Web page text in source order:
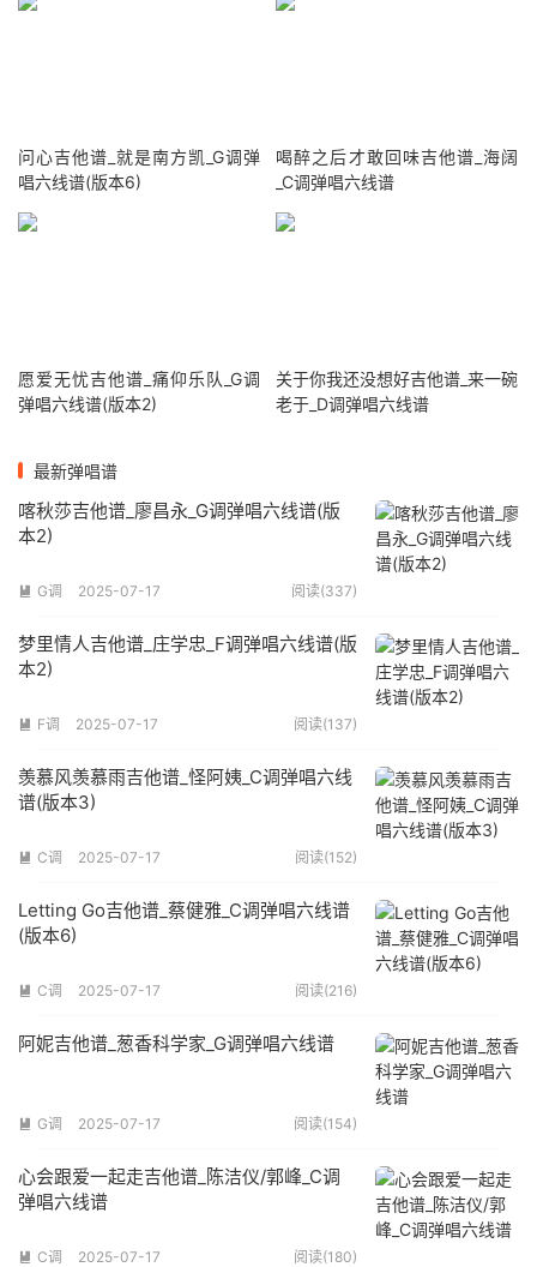
问心吉他谱_就是南方凯_G调弹
唱六线谱(版本6)
喝醉之后才敢回味吉他谱_海阔
_C调弹唱六线谱
愿爱无忧吉他谱_痛仰乐队_G调
弹唱六线谱(版本2)
关于你我还没想好吉他谱_来一碗
老于_D调弹唱六线谱
最新弹唱谱
喀秋莎吉他谱_廖昌永_G调弹唱六线谱(版
本2)
 G调 2025-07-17 阅读(337)
梦里情人吉他谱_庄学忠_F调弹唱六线谱(版
本2)
 F调 2025-07-17 阅读(137)
羡慕风羡慕雨吉他谱_怪阿姨_C调弹唱六线
谱(版本3)
 C调 2025-07-17 阅读(152)
Letting Go吉他谱_蔡健雅_C调弹唱六线谱
(版本6)
 C调 2025-07-17 阅读(216)
阿妮吉他谱_葱香科学家_G调弹唱六线谱
 G调 2025-07-17 阅读(154)
心会跟爱一起走吉他谱_陈洁仪/郭峰_C调
弹唱六线谱
 C调 2025-07-17 阅读(180)